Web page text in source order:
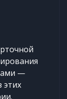
—
этих